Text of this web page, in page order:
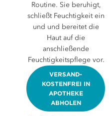
Routine. Sie beruhigt,
schließt Feuchtigkeit ein
und und bereitet die
Haut auf die
anschließende
Feuchtigkeitspflege vor.
VERSAND-
KOSTENFREI IN
APOTHEKE
ABHOLEN